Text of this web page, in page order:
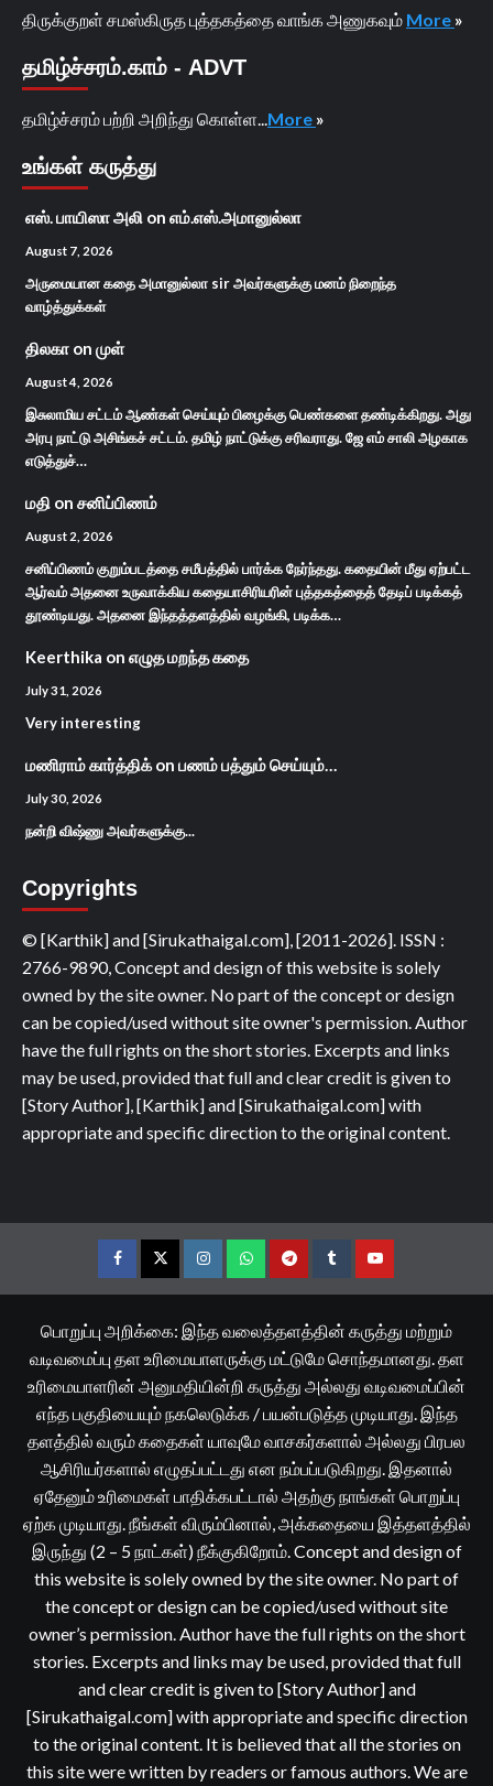
திருக்குறள் சமஸ்கிருத புத்தகத்தை வாங்க அணுகவும் More »
தமிழ்ச்சரம்.காம் - ADVT
தமிழ்ச்சரம் பற்றி அறிந்து கொள்ள... More »
உங்கள் கருத்து
எஸ். பாயிஸா அலி on எம்.எஸ்.அமானுல்லா
August 7, 2026
அருமையான கதை அமானுல்லா sir அவர்களுக்கு மனம் நிறைந்த
வாழ்த்துக்கள்
திலகா on முள்
August 4, 2026
இசுலாமிய சட்டம் ஆண்கள் செய்யும் பிழைக்கு பெண்களை தண்டிக்கிறது. அது
அரபு நாட்டு அசிங்கச் சட்டம். தமிழ் நாட்டுக்கு சரிவராது. ஜே எம் சாலி அழகாக
எடுத்துச்…
மதி on சனிப்பிணம்
August 2, 2026
சனிப்பிணம் குறும்படத்தை சமீபத்தில் பார்க்க நேர்ந்தது. கதையின் மீது ஏற்பட்ட
ஆர்வம் அதனை உருவாக்கிய கதையாசிரியரின் புத்தகத்தைத் தேடிப் படிக்கத்
தூண்டியது. அதனை இந்தத்தளத்தில் வழங்கி, படிக்க…
Keerthika on எழுத மறந்த கதை
July 31, 2026
Very interesting
மணிராம் கார்த்திக்on பணம் பத்தும் செய்யும்…
July 30, 2026
நன்றி விஷ்ணு அவர்களுக்கு...
Copyrights
© [Karthik] and [Sirukathaigal.com], [2011-2026]. ISSN :
2766-9890, Concept and design of this website is solely
owned by the site owner. No part of the concept or design
can be copied/used without site owner's permission. Author
have the full rights on the short stories. Excerpts and links
may be used, provided that full and clear credit is given to
[Story Author], [Karthik] and [Sirukathaigal.com] with
appropriate and specific direction to the original content.
FacebookTwitterInstagramWhatsappTelegramTumblrYouTube
பொறுப்பு அறிக்கை: இந்த வலைத்தளத்தின் கருத்து மற்றும்
வடிவமைப்பு தள உரிமையாளருக்கு மட்டுமே சொந்தமானது. தள
உரிமையாளரின் அனுமதியின்றி கருத்து அல்லது வடிவமைப்பின்
எந்த பகுதியையும் நகலெடுக்க / பயன்படுத்த முடியாது. இந்த
தளத்தில் வரும் கதைகள் யாவுமே வாசகர்களால் அல்லது பிரபல
ஆசிரியர்களால் எழுதப்பட்டது என நம்பப்படுகிறது. இதனால்
ஏதேனும் உரிமைகள் பாதிக்கபட்டால் அதற்கு நாங்கள் பொறுப்பு
ஏற்க முடியாது. நீங்கள் விரும்பினால், அக்கதையை இத்தளத்தில்
இருந்து (2 – 5 நாட்கள்) நீக்குகிறோம். Concept and design of
this website is solely owned by the site owner. No part of
the concept or design can be copied/used without site
owner’s permission. Author have the full rights on the short
stories. Excerpts and links may be used, provided that full
and clear credit is given to [Story Author] and
[Sirukathaigal.com] with appropriate and specific direction
to the original content. It is believed that all the stories on
this site were written by readers or famous authors. We are